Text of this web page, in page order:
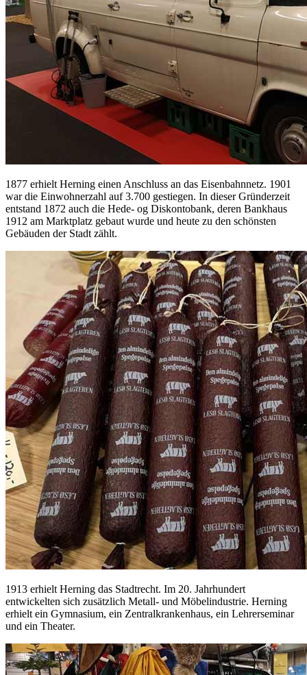
1877 erhielt Herning einen Anschluss an das Eisenbahnnetz. 1901
war die Einwohnerzahl auf 3.700 gestiegen. In dieser Gründerzeit
entstand 1872 auch die Hede- og Diskontobank, deren Bankhaus
1912 am Marktplatz gebaut wurde und heute zu den schönsten
Gebäuden der Stadt zählt.
1913 erhielt Herning das Stadtrecht. Im 20. Jahrhundert
entwickelten sich zusätzlich Metall- und Möbelindustrie. Herning
erhielt ein Gymnasium, ein Zentralkrankenhaus, ein Lehrerseminar
und ein Theater.